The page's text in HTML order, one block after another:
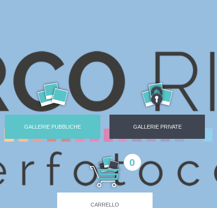
GALLERIE PUBBLICHE GALLERIE PRIVATE
0
CARRELLO